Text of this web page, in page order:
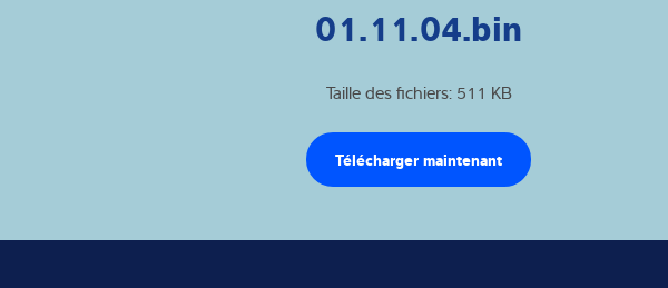
01.11.04.bin
Taille des fichiers: 511 KB
Télécharger maintenant